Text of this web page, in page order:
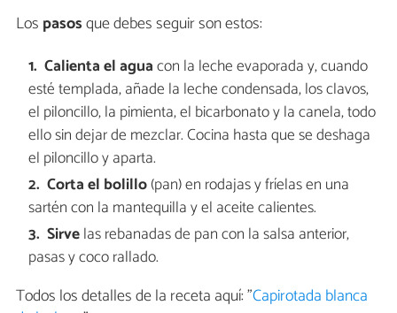
Los pasosque debes seguir son estos:
Calienta el aguacon la leche evaporada y, cuando
esté templada, añade la leche condensada, los clavos,
el piloncillo, la pimienta, el bicarbonato y la canela, todo
ello sin dejar de mezclar. Cocina hasta que se deshaga
el piloncillo y aparta.
Corta el bolillo(pan) en rodajas y fríelas en una
sartén con la mantequilla y el aceite calientes.
Sirvelas rebanadas de pan con la salsa anterior,
pasas y coco rallado.
Todos los detalles de la receta aquí: "Capirotada blanca